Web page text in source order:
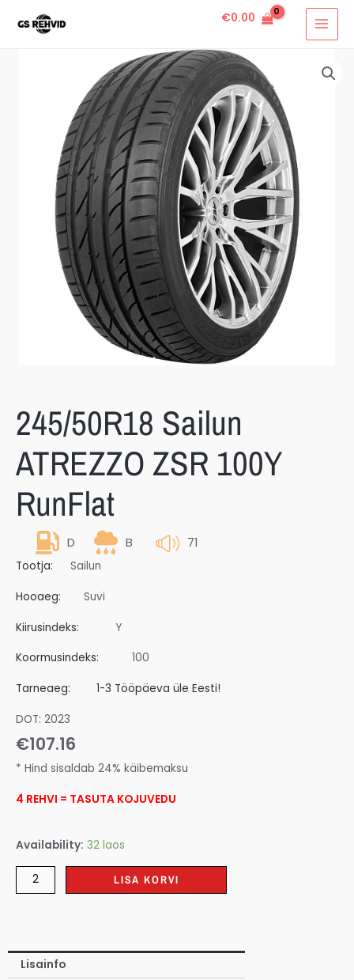
€0.00
245/50R18 Sailun
ATREZZO ZSR 100Y
RunFlat
D B 71
Tootja: Sailun
Hooaeg: Suvi
Kiirusindeks: Y
Koormusindeks: 100
Tarneaeg: 1-3 Tööpäeva üle Eesti!
DOT: 2023
€107.16
* Hind sisaldab 24% käibemaksu
4 REHVI = TASUTA KOJUVEDU
Availability: 32 laos
LISA KORVI
Lisainfo